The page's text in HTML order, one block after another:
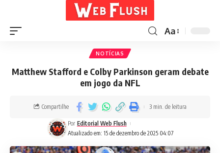
Aa
NOTÍCIAS
Matthew Stafford e Colby Parkinson geram debate
em jogo da NFL
Atualizado em: 15 de dezembro de 2025 04:07
Por Editorial Web Flush
Compartilhe 3 min. de leitura